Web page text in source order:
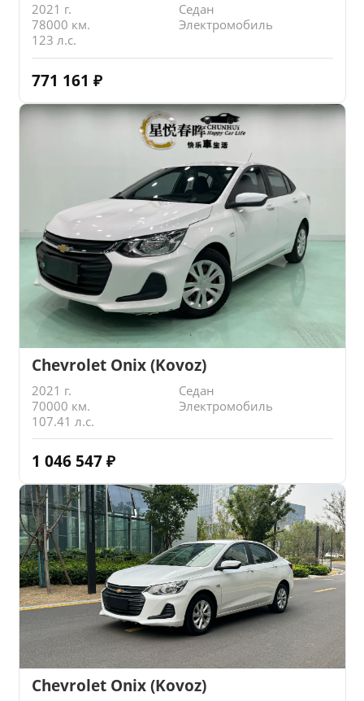
2021 г.
Седан
78000 км.
Электромобиль
123 л.с.
771 161 ₽
Chevrolet Onix (Kovoz)
2021 г.
Седан
70000 км.
Электромобиль
107.41 л.с.
1 046 547 ₽
Chevrolet Onix (Kovoz)